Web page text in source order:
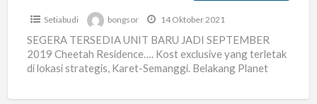
Setiabudi bongsor 14 Oktober 2021
SEGERA TERSEDIA UNIT BARU JADI SEPTEMBER
2019 Cheetah Residence…. Kost exclusive yang terletak
di lokasi strategis, Karet-Semanggi. Belakang Planet
[…]